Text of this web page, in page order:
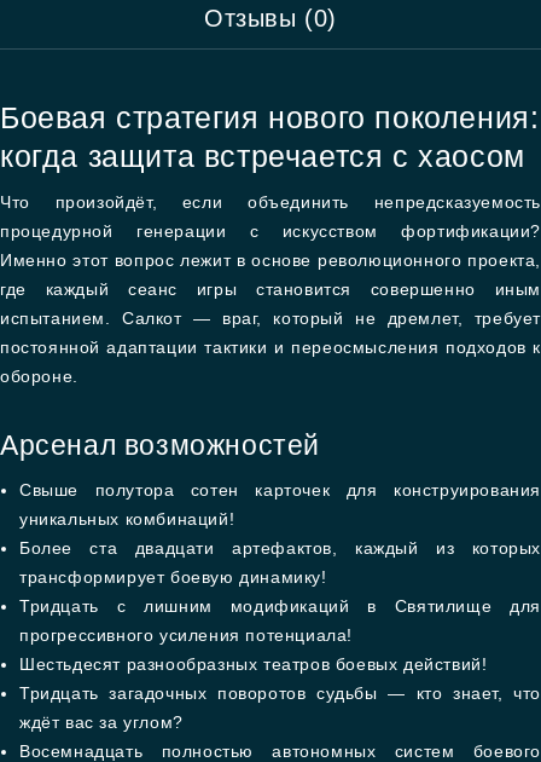
Отзывы (0)
Боевая стратегия нового поколения:
когда защита встречается с хаосом
Что произойдёт, если объединить непредсказуемость
процедурной генерации с искусством фортификации?
Именно этот вопрос лежит в основе революционного проекта,
где каждый сеанс игры становится совершенно иным
испытанием. Салкот — враг, который не дремлет, требует
постоянной адаптации тактики и переосмысления подходов к
обороне.
Арсенал возможностей
Свыше полутора сотен карточек для конструирования
уникальных комбинаций!
Более ста двадцати артефактов, каждый из которых
трансформирует боевую динамику!
Тридцать с лишним модификаций в Святилище для
прогрессивного усиления потенциала!
Шестьдесят разнообразных театров боевых действий!
Тридцать загадочных поворотов судьбы — кто знает, что
ждёт вас за углом?
Восемнадцать полностью автономных систем боевого